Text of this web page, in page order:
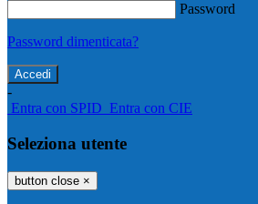
Password
Password dimenticata?
-
Entra con SPID Entra con CIE
Seleziona utente
button close ×